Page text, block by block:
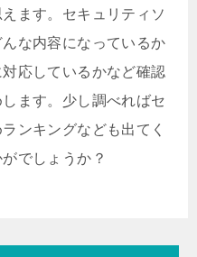
ます。セキュリティソ
な内容になっているか
応しているかなど確認
ます。少し調べればセ
ンキングなども出てく
でしょうか？